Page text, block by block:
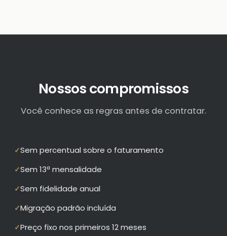
Nossos compromissos
Você conhece as regras antes de contratar.
✓Sem percentual sobre o faturamento
✓Sem 13ª mensalidade
✓Sem fidelidade anual
✓Migração padrão incluída
✓Preço fixo nos primeiros 12 meses